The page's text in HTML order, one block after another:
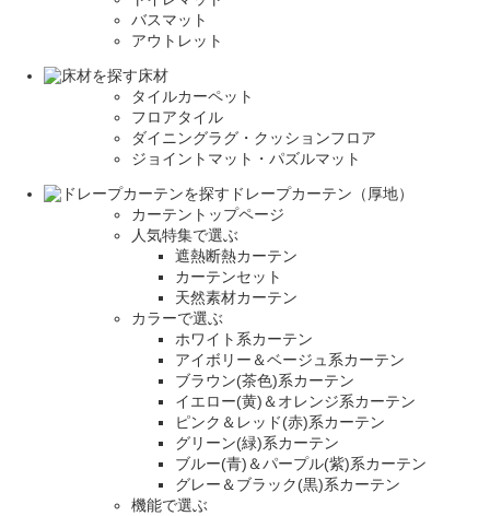
バスマット
アウトレット
床材
タイルカーペット
フロアタイル
ダイニングラグ・クッションフロア
ジョイントマット・パズルマット
ドレープカーテン（厚地）
カーテントップページ
人気特集で選ぶ
遮熱断熱カーテン
カーテンセット
天然素材カーテン
カラーで選ぶ
ホワイト系カーテン
アイボリー＆ベージュ系カーテン
ブラウン(茶色)系カーテン
イエロー(黄)＆オレンジ系カーテン
ピンク＆レッド(赤)系カーテン
グリーン(緑)系カーテン
ブルー(青)＆パープル(紫)系カーテン
グレー＆ブラック(黒)系カーテン
機能で選ぶ